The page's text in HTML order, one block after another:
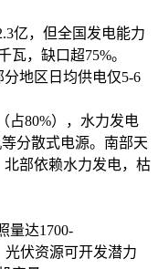
亿，但全国发电能力
瓦，缺口超75%。
地区日均供电仅5-6
占80%），水力发电
分散式电源。南部天
部依赖水力发电，枯
量达1700-
光伏资源可开发潜力